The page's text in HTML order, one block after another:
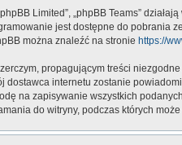
„phpBB Limited”, „phpBB Teams”
jest dostępne do pobrania
można znaleźć na stronie https://
propagującym treści
internetu zostanie
na zapisywanie wszystkich
do witryny, podczas których